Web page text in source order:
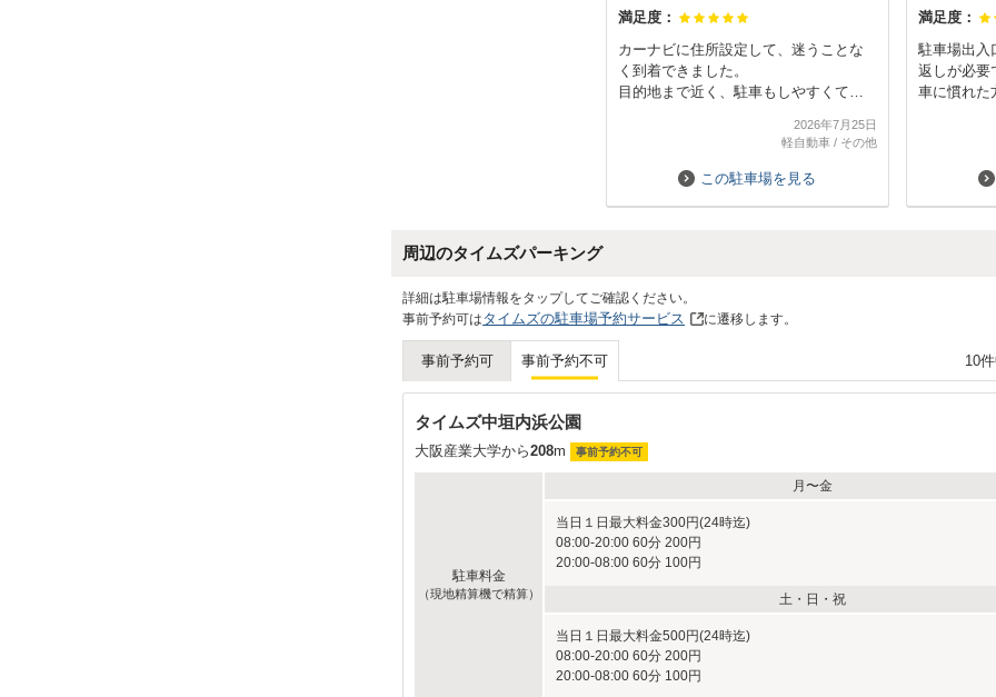
満足度：
カーナビに住所設定して、迷うことな
く到着できました。
目的地まで近く、駐車もしやすくて、
2026年7月25日
軽自動車/ その他
この駐車場を見る
満足度：
駐車場出入
返しが必要
車に慣れた
すが、そ
周辺のタイムズパーキング
詳細は駐車場情報をタップしてご確認ください。
事前予約可はタイムズの駐車場予約サービス に遷移します。
事前予約可 事前予約不可 10
タイムズ中垣内浜公園
大阪産業大学から208m 事前予約不可
駐車料金
（現地精算機で精算）
月〜金
当日１日最大料金300円(24時迄)
08:00-20:00 60分 200円
20:00-08:00 60分 100円
土・日・祝
当日１日最大料金500円(24時迄)
08:00-20:00 60分 200円
20:00-08:00 60分 100円